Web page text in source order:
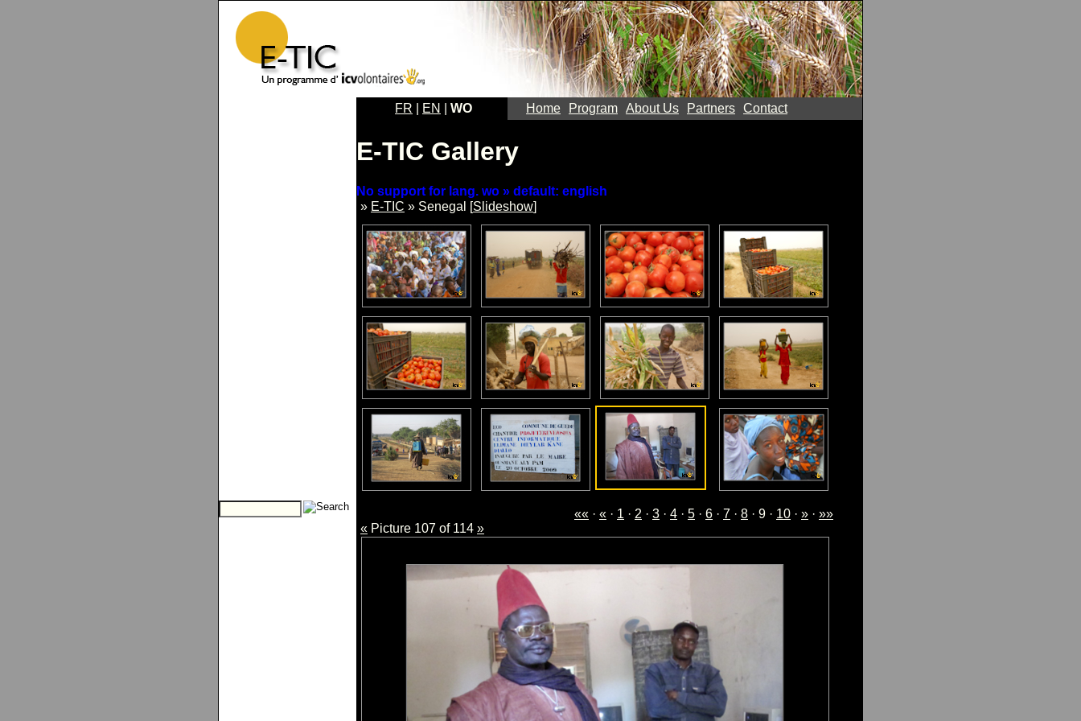
FR EN WO Home Program About Us Partners Contact
E-TIC Gallery
No support for lang. wo » default: english
» E-TIC » Senegal [Slideshow]
«« · « · 1 · 2 · 3 · 4 · 5 · 6 · 7 · 8 · 9 · 10 · » · »»
« Picture 107 of 114 »